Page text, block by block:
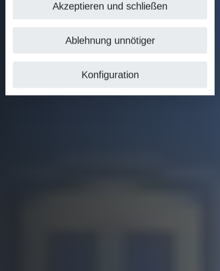
Akzeptieren und schließen
Ablehnung unnötiger
Konfiguration